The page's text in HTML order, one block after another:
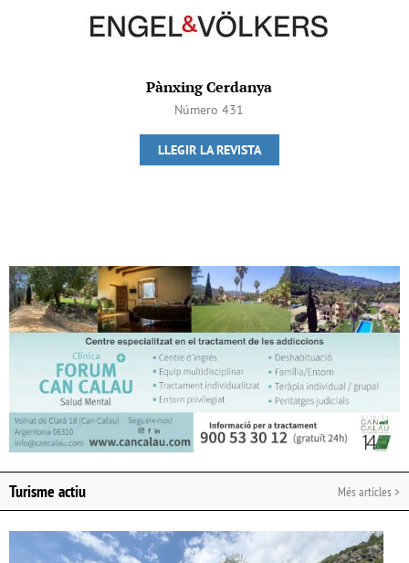
Pànxing Cerdanya
Número 431
LLEGIR LA REVISTA
Turisme actiu Més artícles >